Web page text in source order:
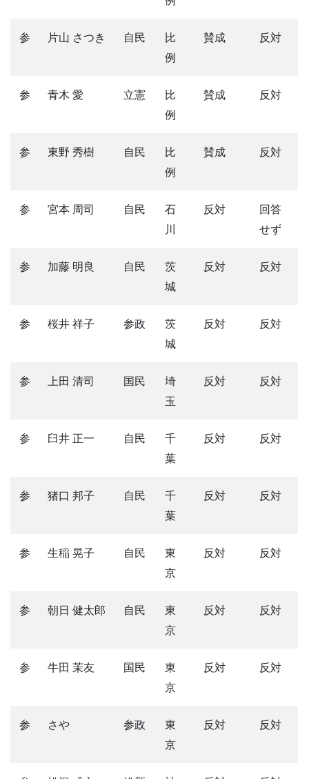
参 片山 さつき 自民
比
例
賛成 反対
参 青木 愛 立憲
比
例
賛成 反対
参 東野 秀樹 自民
比
例
賛成 反対
参 宮本 周司 自民
石
川
反対
回答
せず
参 加藤 明良 自民
茨
城
反対 反対
参 桜井 祥子 参政
茨
城
反対 反対
参 上田 清司 国民
埼
玉
反対 反対
参 臼井 正一 自民
千
葉
反対 反対
参 猪口 邦子 自民
千
葉
反対 反対
参 生稲 晃子 自民
東
京
反対 反対
参 朝日 健太郎 自民
東
京
反対 反対
参 牛田 茉友 国民
東
京
反対 反対
参 さや 参政
東
京
反対 反対